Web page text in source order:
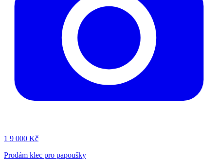
1 9 000 Kč
Prodám klec pro papoušky